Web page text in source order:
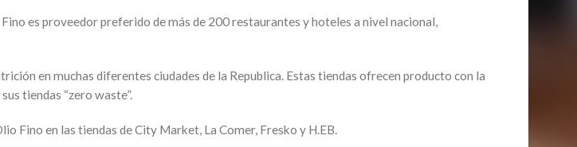
es proveedor preferido de más de 200 restaurantes y hoteles a nivel nacional,
en muchas diferentes ciudades de la Republica. Estas tiendas ofrecen producto con la
tiendas “zero waste”.
Fino en las tiendas de City Market, La Comer, Fresko y H.EB.